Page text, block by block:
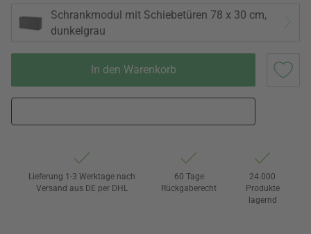
Schrankmodul mit Schiebetüren 78 x 30 cm,
dunkelgrau
In den Warenkorb
Lieferung 1-3 Werktage nach
Versand aus DE per DHL
60 Tage
Rückgaberecht
24.000
Produkte
lagernd